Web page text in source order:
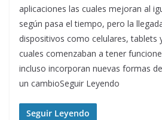
aplicaciones las cuales mejoran al
según pasa el tiempo, pero la
dispositivos como celulares, tablets
cuales comenzaban a tener
incluso incorporan nuevas formas
un cambioSeguir Leyendo
Seguir Leyendo